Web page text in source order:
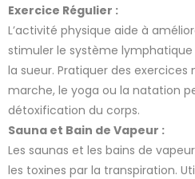
Exercice Régulier :
L’activité physique aide à
stimuler le système
la sueur. Pratiquer des
marche, le yoga ou la natation
détoxification du corps.
Sauna et Bain de Vapeur :
Les saunas et les bains de
les toxines par la transpiration.